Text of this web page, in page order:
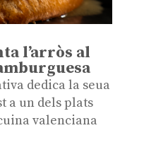
l’arròs al
dedica la seua
a un dels plats
valenciana